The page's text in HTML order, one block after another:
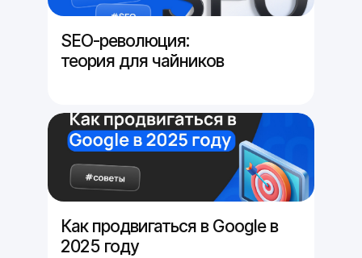
SEO-революция:
теория для чайников
Как продвигаться в Google в
2025 году